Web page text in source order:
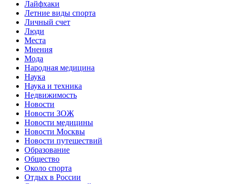
Лайфхаки
Летние виды спорта
Личный счет
Люди
Места
Мнения
Мода
Народная медицина
Наука
Наука и техника
Недвижимость
Новости
Новости ЗОЖ
Новости медицины
Новости Москвы
Новости путешествий
Образование
Общество
Около спорта
Отдых в России